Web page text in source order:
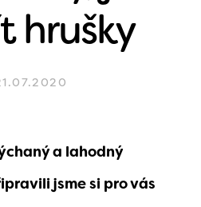
hrušky
a lahodný
jsme si pro vás